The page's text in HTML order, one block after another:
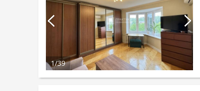
1/39